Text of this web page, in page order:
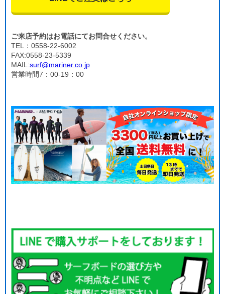
ご来店予約はお電話にてお問合せください。
TEL：0558-22-6002
FAX:0558-23-5339
MAIL:surf@mariner.co.jp
営業時間7：00-19：00